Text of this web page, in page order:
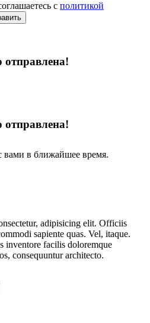
с политикой
вами в ближайшее время.
adipisicing elit. Officiis
sapiente quas. Vel, itaque.
inventore facilis doloremque
consequuntur architecto.